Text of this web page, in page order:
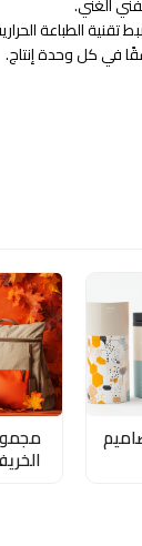
الغني.
الطباعة
في كل وحدة إنتاج.